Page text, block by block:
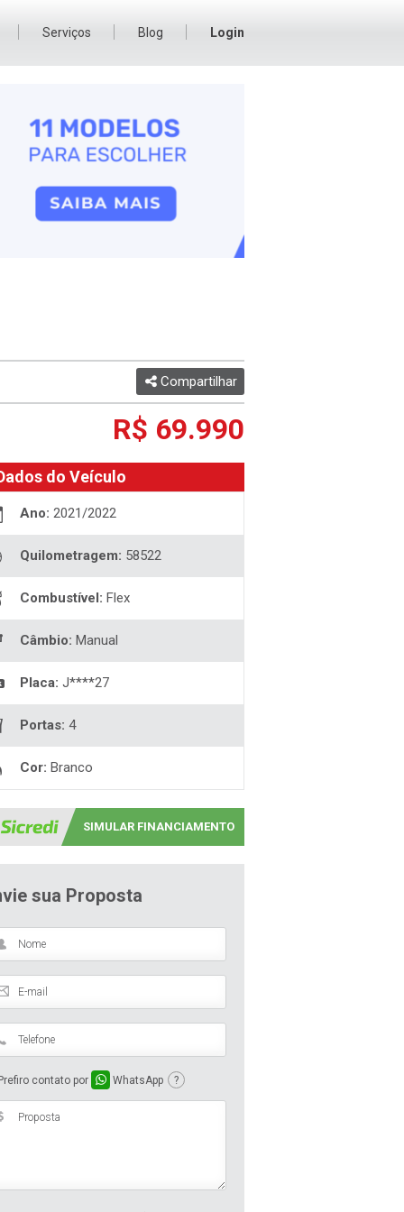
Serviços Blog Login
do Veículo
Ano: 2021/2022
Quilometragem: 58522
Combustível: Flex
Câmbio: Manual
Placa: J****27
Portas: 4
Cor: Branco
R$ 69.990
Compartilhar
SIMULAR FINANCIAMENTO
sua Proposta
Prefiro contato por WhatsApp ?